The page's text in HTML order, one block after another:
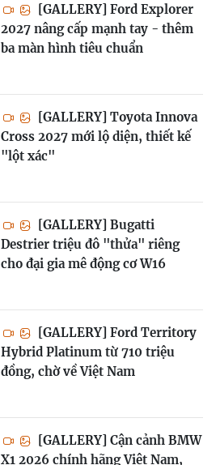
[GALLERY] Ford Explorer
2027 nâng cấp mạnh tay - thêm
ba màn hình tiêu chuẩn
[GALLERY] Toyota Innova
Cross 2027 mới lộ diện, thiết kế
"lột xác"
[GALLERY] Bugatti
Destrier triệu đô "thửa" riêng
cho đại gia mê động cơ W16
[GALLERY] Ford Territory
Hybrid Platinum từ 710 triệu
đồng, chờ về Việt Nam
[GALLERY] Cận cảnh BMW
X1 2026 chính hãng Việt Nam,